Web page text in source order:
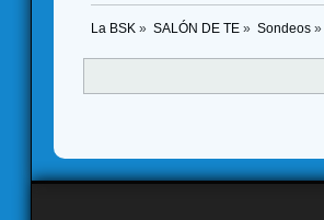
La BSK » SALÓN DE TE» Sondeos»